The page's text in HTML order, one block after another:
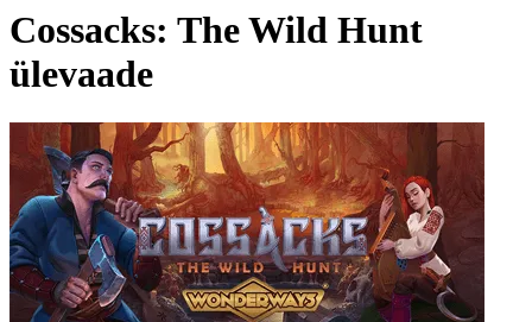
Cossacks: The Wild Hunt
ülevaade